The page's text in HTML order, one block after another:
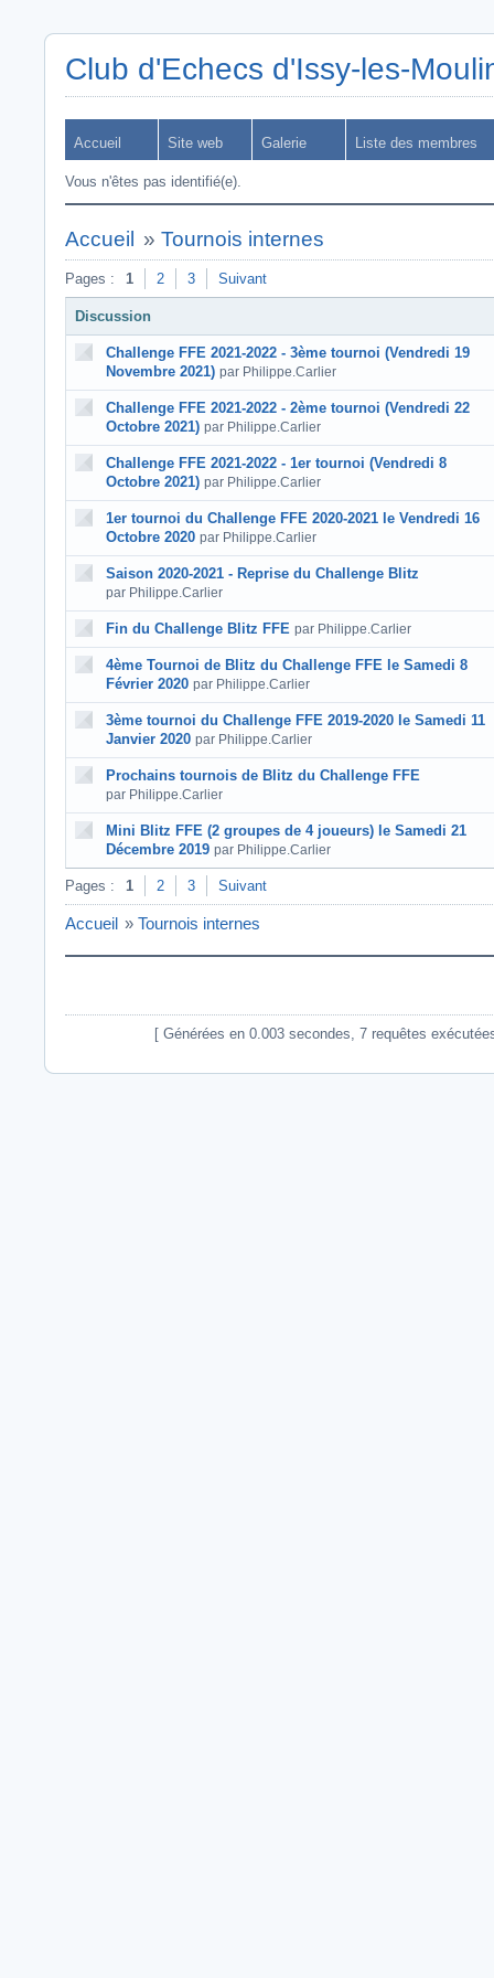
Club d'Echecs d'Issy-les-
Accueil Site web Galerie Liste des membres
Vous n'êtes pas identifié(e).
Accueil » Tournois internes
Pages : 1 2 3 Suivant
Discussion
Challenge FFE 2021-2022 - 3ème tournoi (Vendredi 19
Novembre 2021) par Philippe.Carlier
Challenge FFE 2021-2022 - 2ème tournoi (Vendredi 22
Octobre 2021) par Philippe.Carlier
Challenge FFE 2021-2022 - 1er tournoi (Vendredi 8
Octobre 2021) par Philippe.Carlier
1er tournoi du Challenge FFE 2020-2021 le Vendredi 16
Octobre 2020 par Philippe.Carlier
Saison 2020-2021 - Reprise du Challenge Blitz
par Philippe.Carlier
Fin du Challenge Blitz FFE par Philippe.Carlier
4ème Tournoi de Blitz du Challenge FFE le Samedi 8
Février 2020 par Philippe.Carlier
3ème tournoi du Challenge FFE 2019-2020 le Samedi 11
Janvier 2020 par Philippe.Carlier
Prochains tournois de Blitz du Challenge FFE
par Philippe.Carlier
Mini Blitz FFE (2 groupes de 4 joueurs) le Samedi 21
Décembre 2019 par Philippe.Carlier
Pages : 1 2 3 Suivant
Accueil » Tournois internes
[ Générées en 0.003 secondes, 7 requêtes